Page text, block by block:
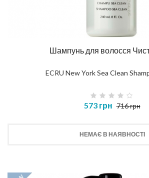
Шампунь для волосся
ECRU New York Sea Clean
573 грн 716 грн
НЕМАЄ В НАЯВНОСТІ